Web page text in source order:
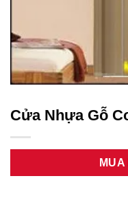
Cửa Nhựa Gỗ